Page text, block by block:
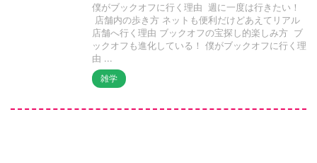
僕がブックオフに行く理由 週に一度は行きたい！
店舗内の歩き方 ネットも便利だけどあえてリアル
店舗へ行く理由 ブックオフの宝探し的楽しみ方 ブ
ックオフも進化している！ 僕がブックオフに行く理
由 ...
雑学